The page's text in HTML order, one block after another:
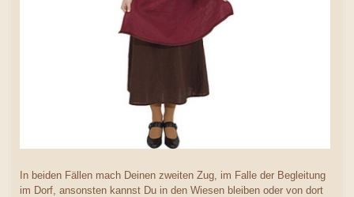
In beiden Fällen mach Deinen zweiten Zug, im Falle der Begleitung
im Dorf, ansonsten kannst Du in den Wiesen bleiben oder von dort